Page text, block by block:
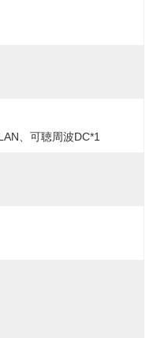
、可聴周波DC*1